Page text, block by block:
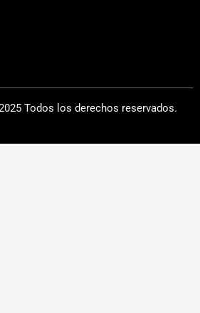
Todos los derechos reservados.